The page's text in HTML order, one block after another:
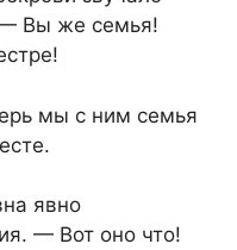
— Вы же семья!
мы с ним семья
явно
— Вот оно что!